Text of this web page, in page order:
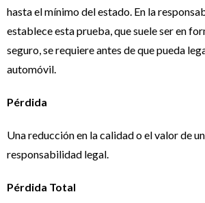
hasta el mínimo del estado. En la
establece esta prueba, que suele ser en
seguro, se requiere antes de que pueda
automóvil.
Pérdida
Una reducción en la calidad o el valor de
responsabilidad legal.
Pérdida Total